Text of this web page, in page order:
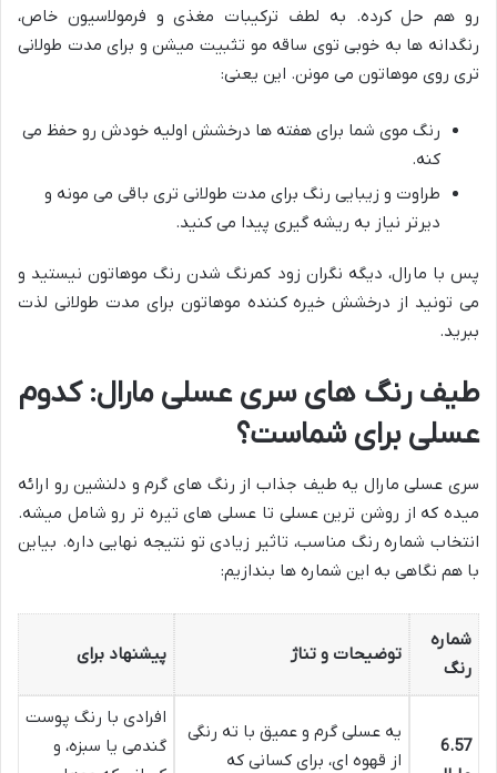
رو هم حل کرده. به لطف ترکیبات مغذی و فرمولاسیون خاص،
رنگدانه ها به خوبی توی ساقه مو تثبیت میشن و برای مدت طولانی
تری روی موهاتون می مونن. این یعنی:
رنگ موی شما برای هفته ها درخشش اولیه خودش رو حفظ می
کنه.
طراوت و زیبایی رنگ برای مدت طولانی تری باقی می مونه و
دیرتر نیاز به ریشه گیری پیدا می کنید.
پس با مارال، دیگه نگران زود کمرنگ شدن رنگ موهاتون نیستید و
می تونید از درخشش خیره کننده موهاتون برای مدت طولانی لذت
ببرید.
طیف رنگ های سری عسلی مارال: کدوم
عسلی برای شماست؟
سری عسلی مارال یه طیف جذاب از رنگ های گرم و دلنشین رو ارائه
میده که از روشن ترین عسلی تا عسلی های تیره تر رو شامل میشه.
انتخاب شماره رنگ مناسب، تاثیر زیادی تو نتیجه نهایی داره. بیاین
با هم نگاهی به این شماره ها بندازیم:
شماره
رنگ
توضیحات و تناژ پیشنهاد برای
6.57
یه عسلی گرم و عمیق با ته رنگی
از قهوه ای، برای کسانی که
افرادی با رنگ پوست
گندمی یا سبزه، و